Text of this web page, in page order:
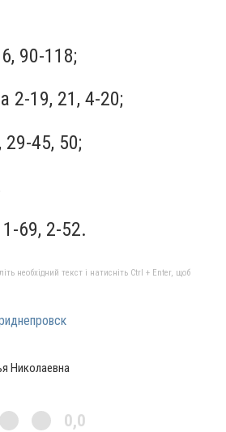
90-118;
2-19, 21, 4-20;
45, 50;
69, 2-52.
необхідний текст і натисніть Ctrl + Enter, щоб
Николаевна
0,0